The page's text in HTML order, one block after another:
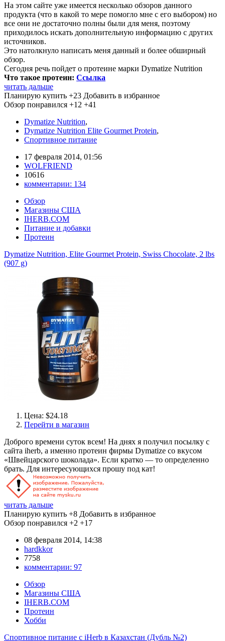
На этом сайте уже имеется несколько обзоров данного
продукта (что в какой то мере помогло мне с его выбором) но
все они не достаточно полны были для меня, поэтому
приходилось искать дополнительную информацию с других
источников.
Это натолкнуло написать меня данный и более обширный
обзор.
Сегодня речь пойдет о протеине марки Dymatize Nutrition
Что такое протеин: Ссылка
читать дальше
Планирую купить +23 Добавить в избранное
Обзор понравился +12 +41
Dymatize Nutrition,
Dymatize Nutrition Elite Gourmet Protein,
Спортивное питание
17 февраля 2014, 01:56
WOLFRIEND
10616
комментарии: 134
Обзор
Магазины США
IHERB.COM
Питание и добавки
Протеин
Dymatize Nutrition, Elite Gourmet Protein, Swiss Chocolate, 2 lbs
(907 g)
Цена: $24.18
Перейти в магазин
Доброго времени суток всем! На днях я получил посылку с
сайта iherb, а именно протеин фирмы Dymatize со вкусом
«Швейцарского шоколада». Если кратко — то определенно
брать. Для интересующихся прошу под кат!
читать дальше
Планирую купить +8 Добавить в избранное
Обзор понравился +2 +17
08 февраля 2014, 14:38
hardkkor
7758
комментарии: 97
Обзор
Магазины США
IHERB.COM
Протеин
Хобби
Спортивное питание с iHerb в Казахстан (Дубль №2)